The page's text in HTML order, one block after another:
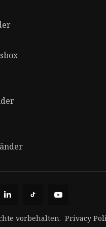
vorbehalten. Privacy